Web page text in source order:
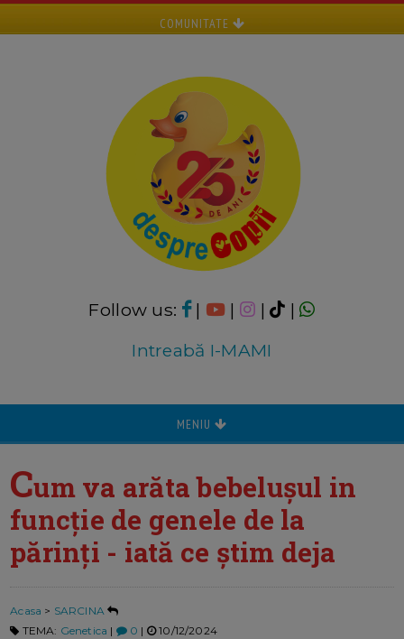
COMUNITATE
Follow us: | | |
|
Intreabă I-MAMI
MENIU
Cum va arăta bebelușul in
funcție de genele de la
părinți - iată ce știm deja
Acasa > SARCINA
TEMA: Genetica | 0 | 10/12/2024